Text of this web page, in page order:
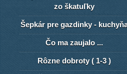
zo škatuľky
Šepkár pre gazdinky -
Čo ma zaujalo ...
Rôzne dobroty ( 1-3 )